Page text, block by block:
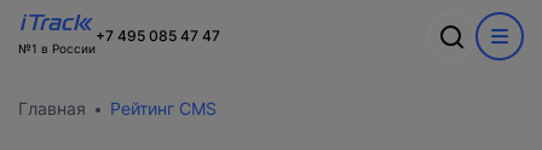
№1 в России
+7 495 085 47 47
Главная Рейтинг CMS
проект?
Ошибка
Произошла ошибка при выполнении запроса. Пожалуйста,
Акции